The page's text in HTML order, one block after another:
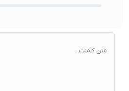
متن کامنت...